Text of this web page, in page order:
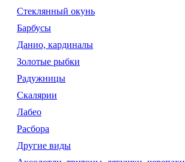
Стеклянный окунь
Барбусы
Данио, кардиналы
Золотые рыбки
Радужницы
Скалярии
Лабео
Расбора
Другие виды